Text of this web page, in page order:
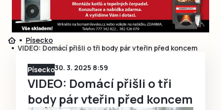
Přihlásit se
Ještě nemám účet, chci se
Čtenáři píší
Speciální přílohy
Písecko
VIDEO: Domácí přišli o tři body pár vteřin před koncem
Písecko30. 3. 2025 8:59
VIDEO: Domácí přišli o tři
body pár vteřin před koncem